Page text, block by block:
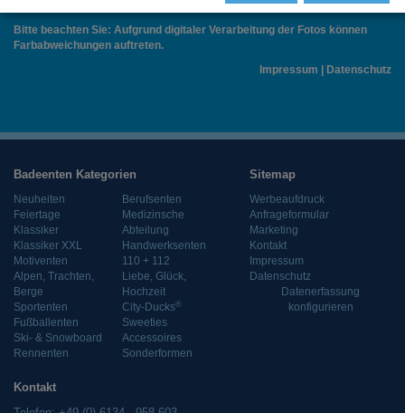
Bitte beachten Sie: Aufgrund digitaler Verarbeitung der Fotos können
Farbabweichungen auftreten.
Impressum
Datenschutz
Badeenten Kategorien
Neuheiten
Feiertage
Klassiker
Klassiker XXL
Motiventen
Alpen, Trachten,
Berge
Sportenten
Fußballenten
Ski- & Snowboard
Rennenten
Berufsenten
Medizinsche
Abteilung
Handwerksenten
110 + 112
Liebe, Glück,
Hochzeit
City-Ducks®
Sweeties
Accessoires
Sonderformen
Sitemap
Werbeaufdruck
Anfrageformular
Marketing
Kontakt
Impressum
Datenschutz
Datenerfassung
konfigurieren
Kontakt